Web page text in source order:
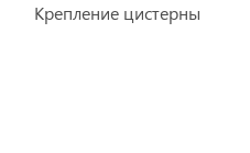
Крепление цистерны